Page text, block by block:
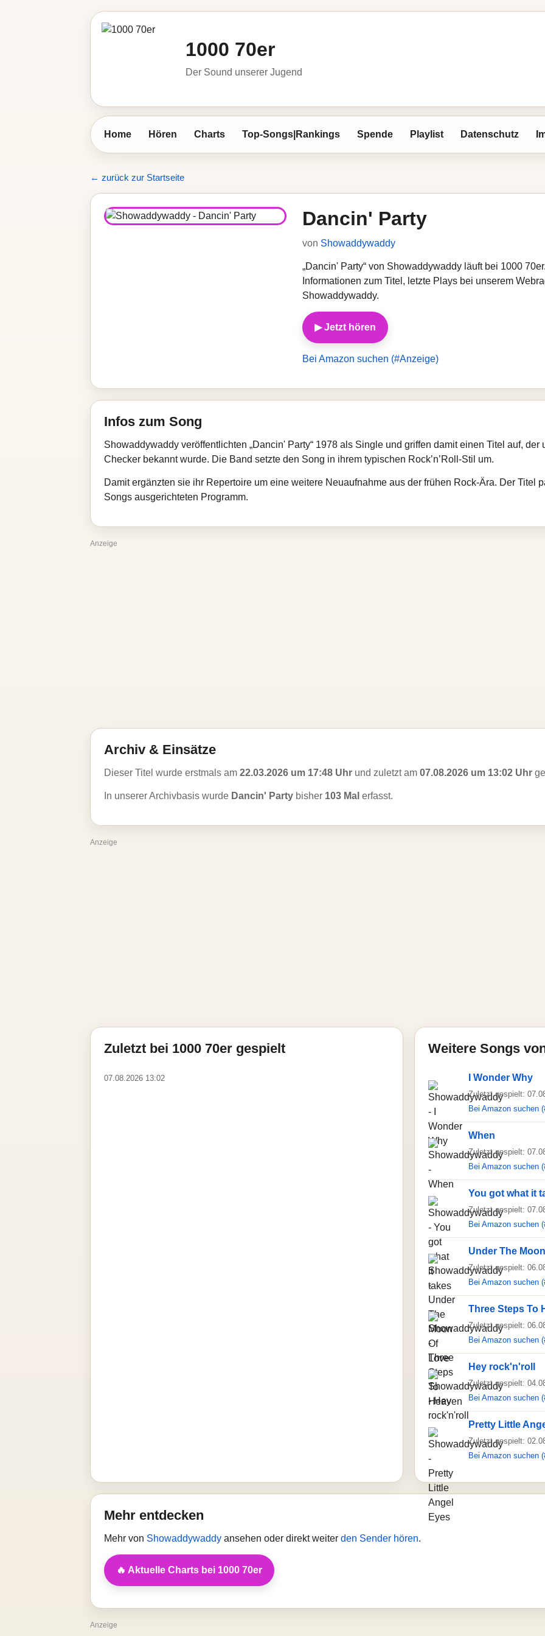
1000 70er
Der Sound unserer Jugend
Home Hören Charts Top-Songs|Rankings Spende Playlist Datenschutz
← zurück zur Startseite
Dancin' Party
von Showaddywaddy
„Dancin' Party“ von Showaddywaddy läuft bei 1000
Informationen zum Titel, letzte Plays bei unserem
Showaddywaddy.
▶ Jetzt hören
Bei Amazon suchen (#Anzeige)
Infos zum Song
Showaddywaddy veröffentlichten „Dancin' Party“ 1978 als Single und griffen damit einen Titel auf,
Checker bekannt wurde. Die Band setzte den Song in ihrem typischen Rock’n’Roll-Stil um.
Damit ergänzten sie ihr Repertoire um eine weitere Neuaufnahme aus der frühen Rock-Ära. Der Titel
Songs ausgerichteten Programm.
Anzeige
Archiv & Einsätze
Dieser Titel wurde erstmals am 22.03.2026 um 17:48 Uhr und zuletzt am 07.08.2026 um 13:02 Uhr
In unserer Archivbasis wurde Dancin' Party bisher 103 Mal erfasst.
Anzeige
Zuletzt bei 1000 70er gespielt
07.08.2026 13:02
Weitere Songs
I Wonder Why
Zuletzt gespielt:
Bei Amazon suchen
When
Zuletzt gespielt:
Bei Amazon suchen
You got what it
Zuletzt gespielt:
Bei Amazon suchen
Under The
Zuletzt gespielt:
Bei Amazon suchen
Three Steps To
Zuletzt gespielt:
Bei Amazon suchen
Hey rock'n'roll
Zuletzt gespielt:
Bei Amazon suchen
Pretty Little
Zuletzt gespielt:
Bei Amazon suchen
Mehr entdecken
Mehr von Showaddywaddy ansehen oder direkt weiter den Sender hören.
🔥 Aktuelle Charts bei 1000 70er
Anzeige